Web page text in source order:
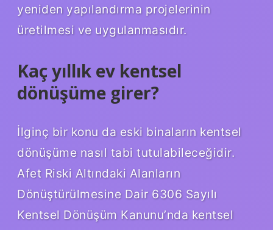
yeniden yapılandırma projelerinin
üretilmesi ve uygulanmasıdır.
Kaç yıllık ev kentsel
dönüşüme girer?
İlginç bir konu da eski binaların kentsel
dönüşüme nasıl tabi tutulabileceğidir.
Afet Riski Altındaki Alanların
Dönüştürülmesine Dair 6306 Sayılı
Kentsel Dönüşüm Kanunu’nda kentsel